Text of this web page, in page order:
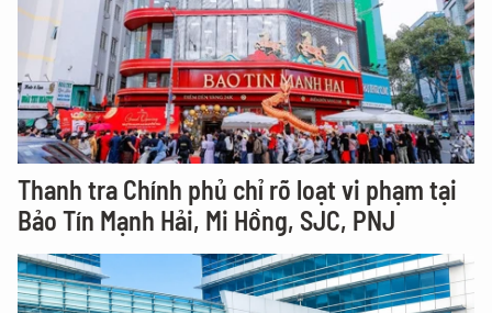
Thanh tra Chính phủ chỉ rõ loạt vi phạm tại
Bảo Tín Mạnh Hải, Mi Hồng, SJC, PNJ